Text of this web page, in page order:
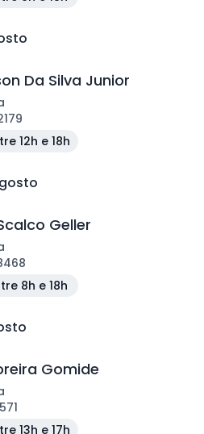
Da Silva Junior
12h e 18h
Geller
8h e 18h
Gomide
13h e 17h